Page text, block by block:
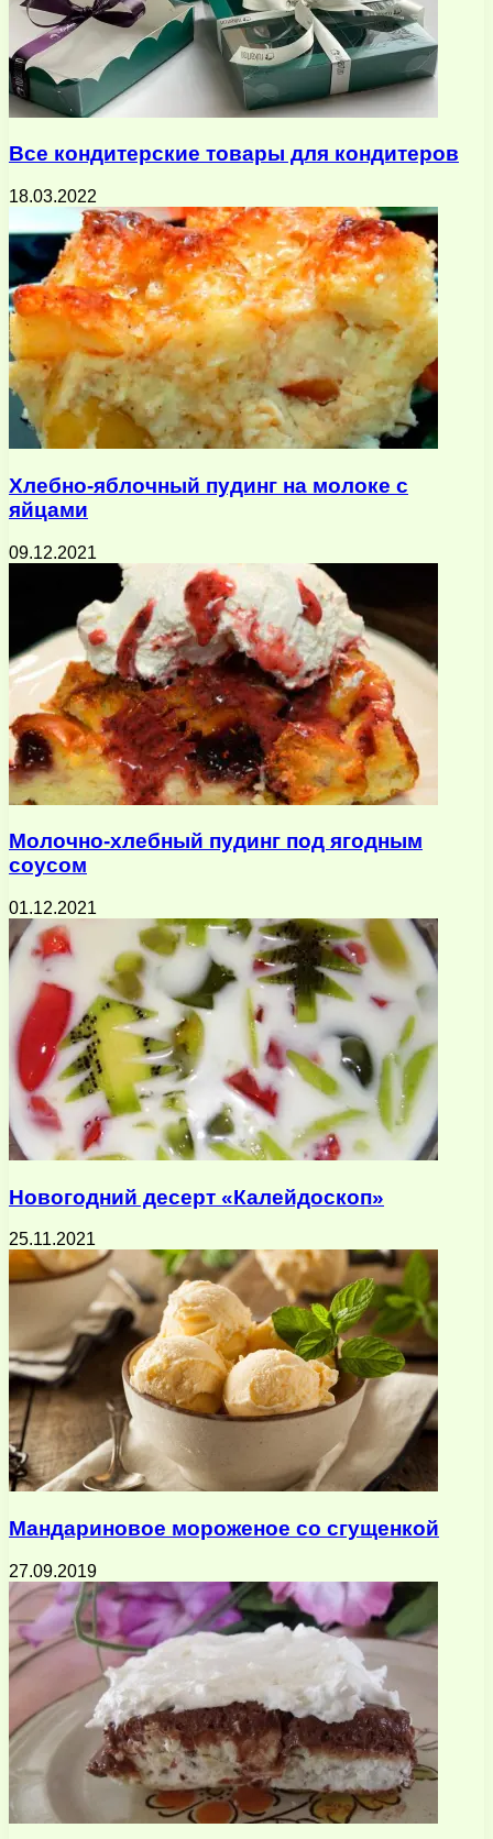
Все кондитерские товары для кондитеров
18.03.2022
Хлебно-яблочный пудинг на молоке с
яйцами
09.12.2021
Молочно-хлебный пудинг под ягодным
соусом
01.12.2021
Новогодний десерт «Калейдоскоп»
25.11.2021
Мандариновое мороженое со сгущенкой
27.09.2019